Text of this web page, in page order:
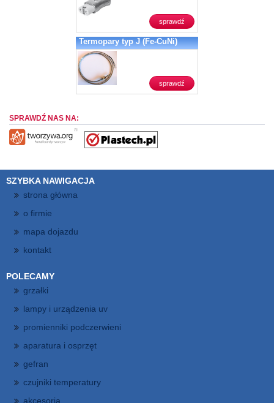
sprawdź
Termopary typ J (Fe-CuNi)
sprawdź
SPRAWDŹ NAS NA:
SZYBKA NAWIGACJA
strona główna
o firmie
mapa dojazdu
kontakt
POLECAMY
grzałki
lampy i urządzenia uv
promienniki podczerwieni
aparatura i osprzęt
gefran
czujniki temperatury
akcesoria